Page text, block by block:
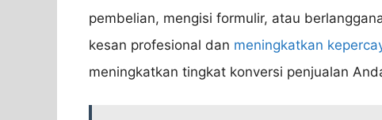
pembelian, mengisi formulir, atau
kesan profesional dan meningkatkan
meningkatkan tingkat konversi penjualan